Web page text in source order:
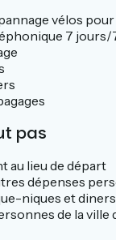
vélos
7 jours/
pas
au lieu de départ
dépenses
niques et
de la ville